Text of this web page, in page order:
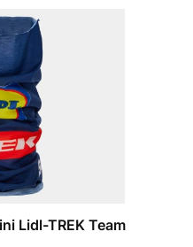
Lidl-TREK Team